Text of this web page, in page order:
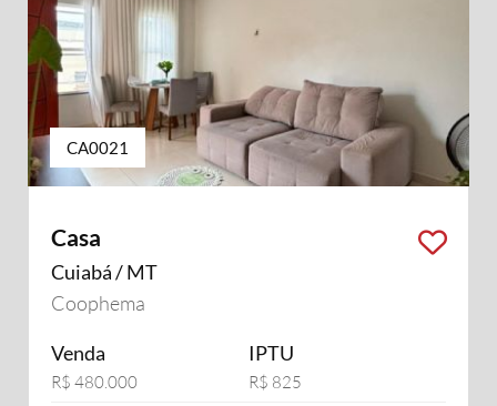
CA0021
Casa
Cuiabá / MT
Coophema
Venda
R$ 480.000
IPTU
R$ 825